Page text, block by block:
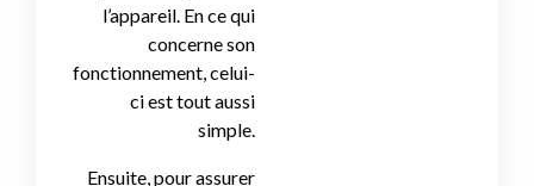
l’appareil. En ce qui
concerne son
fonctionnement, celui-
ci est tout aussi
simple.
Ensuite, pour assurer